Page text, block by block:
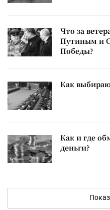
Что за
Путиным и
Победы?
Как
Как и где
деньги?